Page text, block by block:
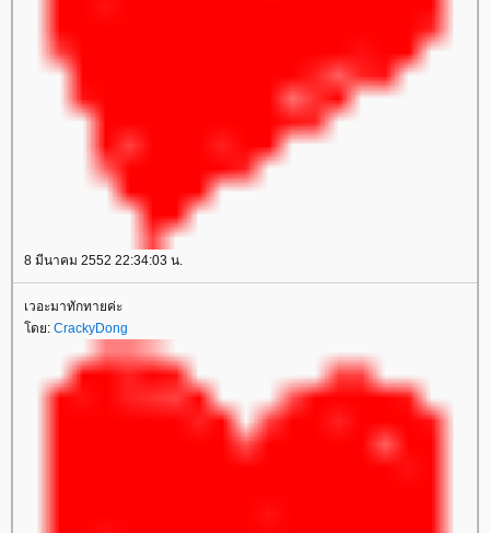
8 มีนาคม 2552 22:34:03 น.
เวอะมาทักทายค่ะ
ดย: CrackyDong